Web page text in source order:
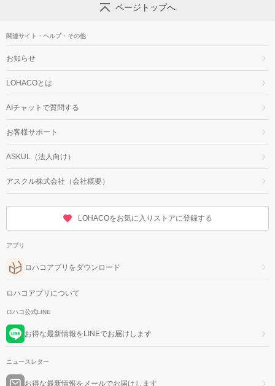
ページトップへ
関連サイト・ヘルプ・その他
お知らせ
LOHACOとは
AIチャットで質問する
お客様サポート
ASKUL（法人向け）
アスクル株式会社（会社概要）
LOHACOをお気に入りストアに登録する
アプリ
ロハコアプリをダウンロード
ロハコアプリについて
ロハコ公式LINE
お得な最新情報をLINEでお届けします
ニュースレター
お得な最新情報をメールでお届けします